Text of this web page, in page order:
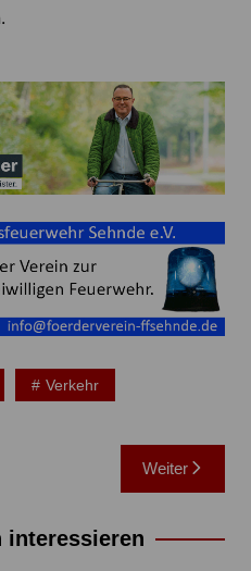
Verkehr
Weiter
interessieren